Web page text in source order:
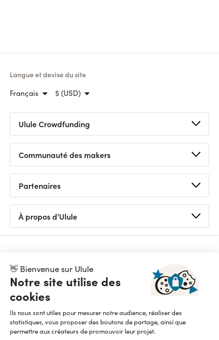
👋 Bienvenue sur Ulule
Notre site utilise des
cookies
Ils nous sont utiles pour mesurer notre audience, réaliser des
statistiques, vous proposer des boutons de partage, ainsi que
permettre aux créateurs de promouvoir leur projet.
Langue et devise du site
Français $ (USD)
Ulule Crowdfunding
Voir toutes les collectes
Foire aux questions
Logo / Kits de campagne
Statistiques
Communauté des makers
Bons plans
Tutoriels
Replays
Partenaires
Devenir partenaire
À propos d’Ulule
Équipe
Presse
Pionnier du financement participatif et de l’impact positif,
Ulule est une entreprise fièrement B Corp depuis 2015